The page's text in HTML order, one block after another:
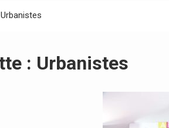
Urbanistes
: Urbanistes